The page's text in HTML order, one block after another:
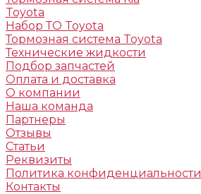
Toyota
Набор ТО Toyota
Тормозная система Toyota
Технические жидкости
Подбор запчастей
Оплата и доставка
О компании
Наша команда
Партнеры
Отзывы
Статьи
Реквизиты
Политика конфиденциальности
Контакты